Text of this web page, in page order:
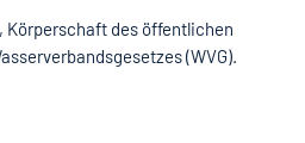
Körperschaft des öffentlichen
(WVG).